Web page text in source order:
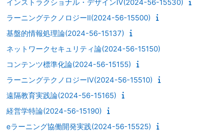
インストラクショナル・デザインⅣ(2024-56-15530)
ラーニングテクノロジーⅡ(2024-56-15500)
基盤的情報処理論(2024-56-15137)
ネットワークセキュリティ論(2024-56-15150)
コンテンツ標準化論(2024-56-15155)
ラーニングテクノロジーⅣ(2024-56-15510)
遠隔教育実践論(2024-56-15165)
経営学特論(2024-56-15190)
eラーニング協働開発実践(2024-56-15525)